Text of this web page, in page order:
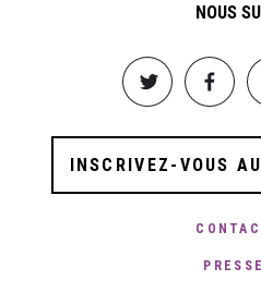
NOUS
Image Image
INSCRIVEZ-VOUS
PRESSE